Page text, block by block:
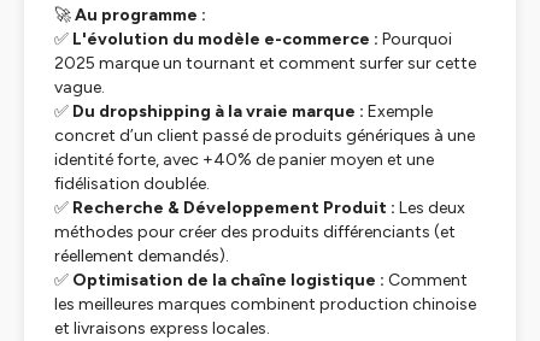
🚀Au programme :
✅ L'évolution du modèle e-commerce : Pourquoi
2025 marque un tournant et comment surfer sur cette
vague.
✅ Du dropshipping à la vraie marque : Exemple
concret d’un client passé de produits génériques à une
identité forte, avec +40% de panier moyen et une
fidélisation doublée.
✅ Recherche & Développement Produit : Les deux
méthodes pour créer des produits différenciants (et
réellement demandés).
✅ Optimisation de la chaîne logistique : Comment
les meilleures marques combinent production chinoise
et livraisons express locales.